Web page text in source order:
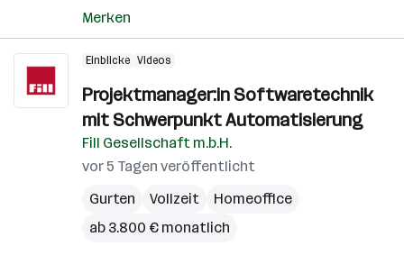
Merken
Einblicke Videos
Projektmanager:in Softwaretechnik
mit Schwerpunkt Automatisierung
Fill Gesellschaft m.b.H.
vor 5 Tagen veröffentlicht
Gurten
Vollzeit
Homeoffice
ab 3.800 € monatlich